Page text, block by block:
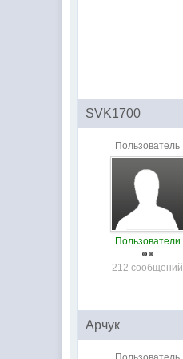
SVK1700
Пользователь
Пользователи
212 сообщений
Арчук